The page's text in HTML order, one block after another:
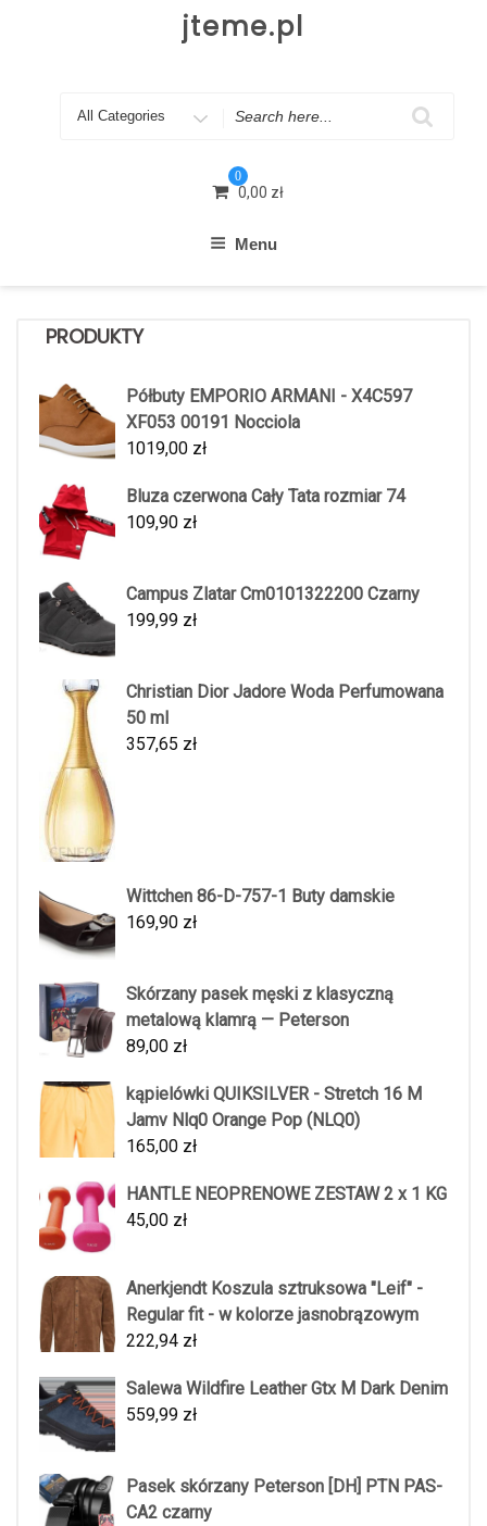
jteme.pl
Search
0
0,00 zł
Menu
PRODUKTY
Półbuty EMPORIO ARMANI - X4C597
XF053 00191 Nocciola
1019,00 zł
Bluza czerwona Cały Tata rozmiar 74
109,90 zł
Campus Zlatar Cm0101322200 Czarny
199,99 zł
Christian Dior Jadore Woda Perfumowana
50 ml
357,65 zł
Wittchen 86-D-757-1 Buty damskie
169,90 zł
Skórzany pasek męski z klasyczną
metalową klamrą — Peterson
89,00 zł
kąpielówki QUIKSILVER - Stretch 16 M
Jamv Nlq0 Orange Pop (NLQ0)
165,00 zł
HANTLE NEOPRENOWE ZESTAW 2 x 1 KG
45,00 zł
Anerkjendt Koszula sztruksowa "Leif" -
Regular fit - w kolorze jasnobrązowym
222,94 zł
Salewa Wildfire Leather Gtx M Dark Denim
559,99 zł
Pasek skórzany Peterson [DH] PTN PAS-
CA2 czarny